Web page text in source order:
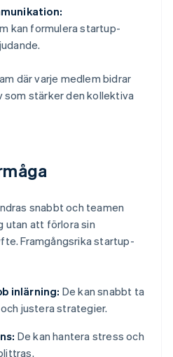
kan formulera startup-
där varje medlem bidrar
stärker den kollektiva
snabbt och teamen
utan att förlora sin
Framgångsrika startup-
inlärning: De kan snabbt ta
justera strategier.
De kan hantera stress och